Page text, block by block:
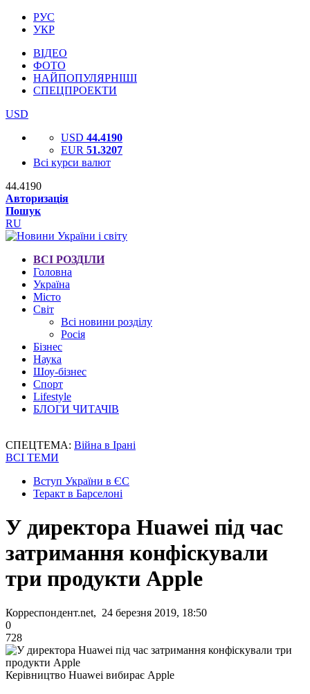
РУС
УКР
ВІДЕО
ФОТО
НАЙПОПУЛЯРНІШІ
СПЕЦПРОЕКТИ
USD
USD 44.4190
EUR 51.3207
Всі курси валют
44.4190
Авторизація
Пошук
RU
ВСІ РОЗДІЛИ
Головна
Україна
Місто
Світ
Всі новини розділу
Росія
Бізнес
Наука
Шоу-бізнес
Спорт
Lifestyle
БЛОГИ ЧИТАЧІВ
СПЕЦТЕМА: Війна в Ірані
ВСІ ТЕМИ
Вступ України в ЄС
Теракт в Барселоні
У директора Huawei під час
затримання конфіскували
три продукти Apple
Корреспондент.net, 24 березня 2019, 18:50
0
728
Керівництво Huawei вибирає Apple